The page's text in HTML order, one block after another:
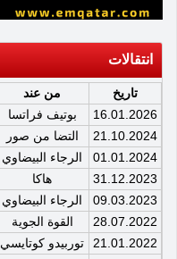
انتقالات
تاريخ من عند
16.01.2026
بوتيف فراتسا
21.10.2024
التضا من صور
01.01.2024
الرجاء البيضاوي
31.12.2023
هاكا
09.03.2023
الرجاء البيضاوي
28.07.2022
القوة الجوية
21.01.2022
توربيدو كوتايسي